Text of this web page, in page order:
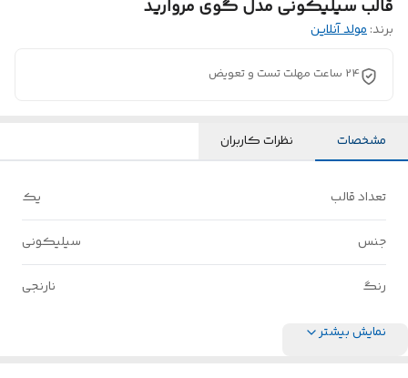
قالب سیلیکونی مدل گوی مروارید
برند:مولد آنلاین
24 ساعت مهلت تست و تعویض
مشخصات نظرات کاربران
تعداد قالب یک
جنس سیلیکونی
رنگ نارنجی
نمایش بیشتر